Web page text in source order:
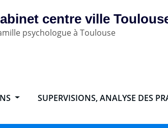
centre ville
psychologue à Toulouse
SUPERVISIONS, ANALYSE DES